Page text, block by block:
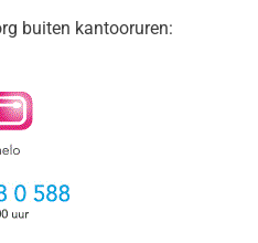
buiten kantooruren: